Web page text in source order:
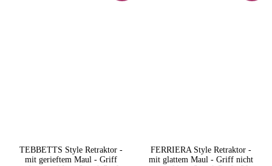
TEBBETTS Style Retraktor -
mit gerieftem Maul - Griff
FERRIERA Style Retraktor -
mit glattem Maul - Griff nicht